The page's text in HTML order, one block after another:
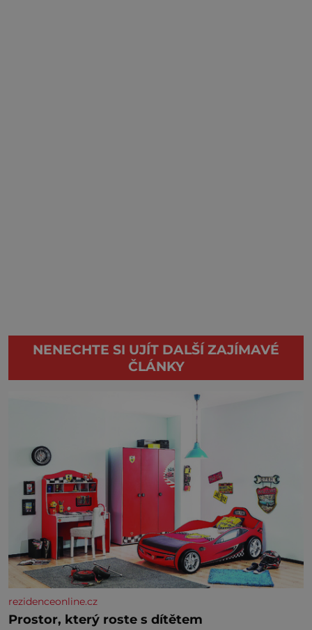
NENECHTE SI UJÍT DALŠÍ ZAJÍMAVÉ
ČLÁNKY
rezidenceonline.cz
Prostor, který roste s dítětem